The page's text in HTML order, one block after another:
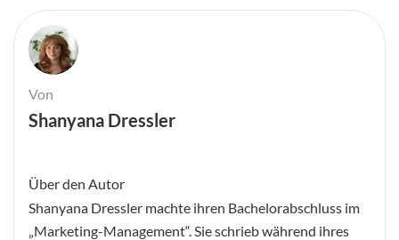
Von
Shanyana Dressler
Über den Autor
Shanyana Dressler machte ihren Bachelorabschluss im
„Marketing-Management“. Sie schrieb während ihres